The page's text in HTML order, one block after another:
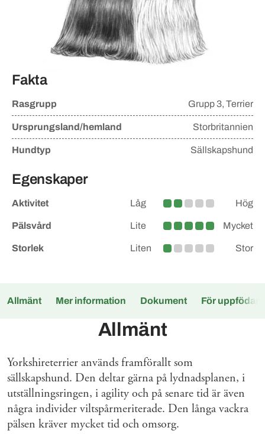
Fakta
Rasgrupp Grupp3, Terrier
Ursprungsland/hemland Storbritannien
Hundtyp Sällskapshund
Egenskaper
Aktivitet Låg
Lite större
Hög
Pälsvård Lite
Mycket
Mycket
Storlek Liten
Lite
Stor
Allmänt Mer information Dokument För uppfödare
Allmänt
Yorkshireterrier används framförallt som
sällskapshund. Den deltar gärna på lydnadsplanen, i
utställningsringen, i agility och på senare tid är även
några individer viltspårmeriterade. Den långa vackra
pälsen kräver mycket tid och omsorg.